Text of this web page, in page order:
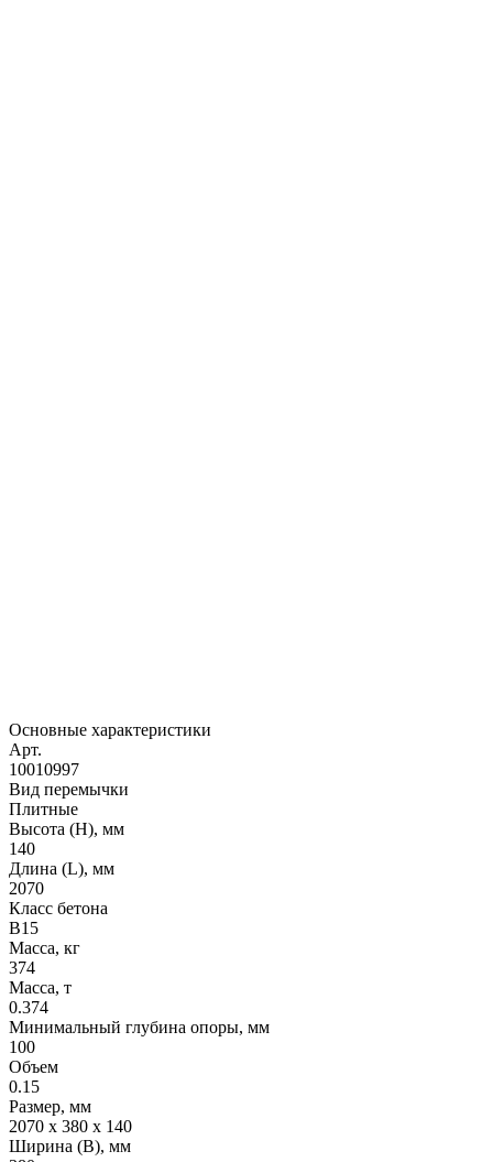
Основные характеристики
Арт.
10010997
Вид перемычки
Плитные
Высота (H), мм
140
Длина (L), мм
2070
Класс бетона
B15
Масса, кг
374
Масса, т
0.374
Минимальный глубина опоры, мм
100
Объем
0.15
Размер, мм
2070 x 380 x 140
Ширина (B), мм